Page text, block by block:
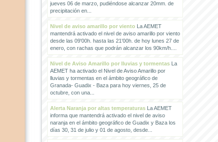
jueves 06 de marzo, pudiéndose alcanzar 20mm. de
precipitación en...
Nivel de aviso amarillo por vientoLa AEMET
mantendrá activado el nivel de aviso amarillo por viento
desde las 09'00h. hasta las 21'00h. de hoy lunes 27 de
enero, con rachas que podrán alcanzar los 90km/h....
Nivel de Aviso Amarillo por lluvias y tormentasLa
AEMET ha activado el Nivel de Aviso Amarillo por
lluvias y tormentas en el ámbito geográfico de
Granada- Guadix - Baza para hoy viernes, 25 de
octubre, con una...
Alerta Naranja por altas temperaturasLa AEMET
informa que mantendrá activado el nivel de aviso
naranja en el ámbito geográfico de Guadix y Baza los
días 30, 31 de julio y 01 de agosto, desde...